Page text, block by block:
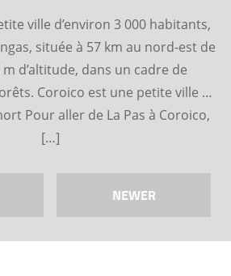
ville d’environ 3 000 habitants,
située à 57 km au nord-est de
m d’altitude, dans un cadre de
Coroico est une petite ville …
Pour aller de La Pas à Coroico,
[…]
NEWER